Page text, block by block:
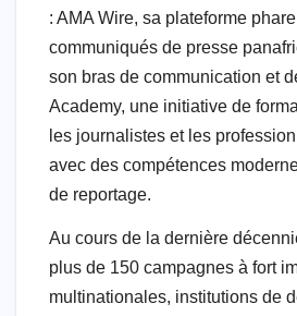
: AMA Wire, sa plateforme
communiqués de presse
son bras de communication et
Academy, une initiative de
les journalistes et les
avec des compétences
de reportage.
Au cours de la dernière
plus de 150 campagnes à fort
multinationales, institutions de